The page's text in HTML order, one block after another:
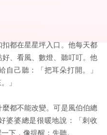
都在星星坪入口。他每天都
、看風、數燈、聽叮叮。他
自己聽：「把耳朵打開。」
」
都不能改變。可是風伯伯總
婆婆總是很暖地說：「刺收
下，像提醒：先聽。